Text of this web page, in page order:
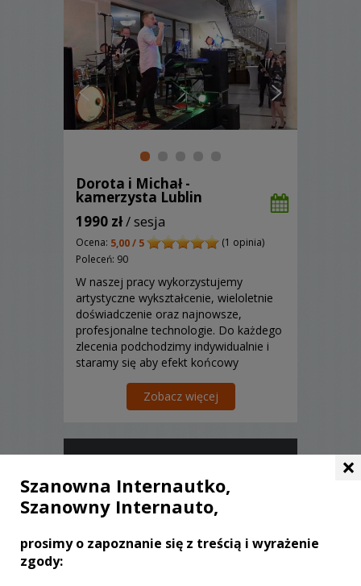
Dorota i Michał -
kamerzysta Lublin
1990 zł/ sesja
Ocena: 5,00 / 5
(1 opinia)
Poleceń: 90
W naszej pracy wykorzystujemy
artystyczne wykształcenie, wieloletnie
doświadczenie oraz najnowsze,
profesjonalne technologie. Do każdego
zlecenia podchodzimy indywidualnie i
staramy się aby efekt końcowy
uwzględniał wizję klienta. Zajmujemy
się: wideofilmowaniem, fotografią
Zobacz więcej
×
Szanowna Internautko,
Szanowny Internauto,
prosimy o zapoznanie się z treścią i wyrażenie
zgody: